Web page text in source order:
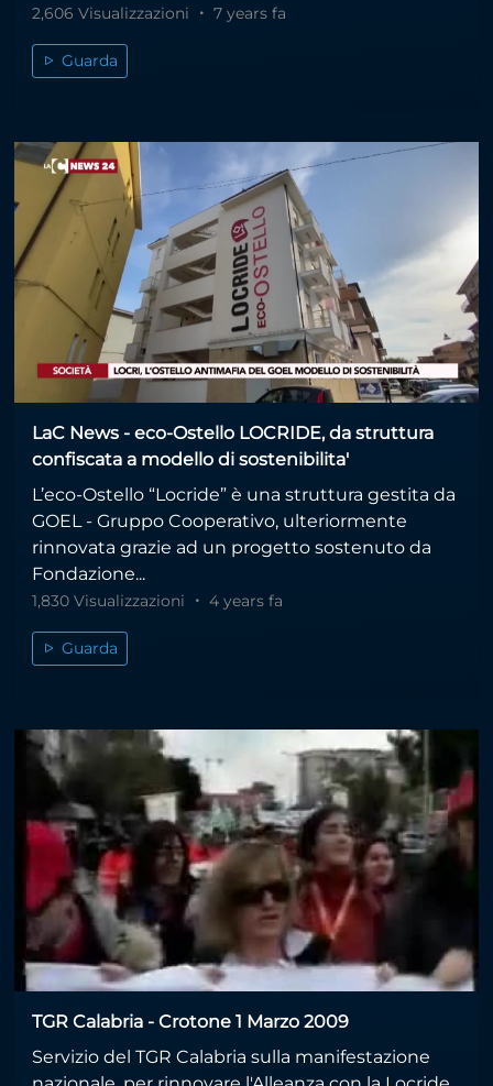
2,606 Visualizzazioni 7 years fa
Guarda
LaC News - eco-Ostello LOCRIDE, da struttura
confiscata a modello di sostenibilita'
L’eco-Ostello “Locride” è una struttura gestita da
GOEL - Gruppo Cooperativo, ulteriormente
rinnovata grazie ad un progetto sostenuto da
Fondazione...
1,830 Visualizzazioni 4 years fa
Guarda
TGR Calabria - Crotone 1 Marzo 2009
Servizio del TGR Calabria sulla manifestazione